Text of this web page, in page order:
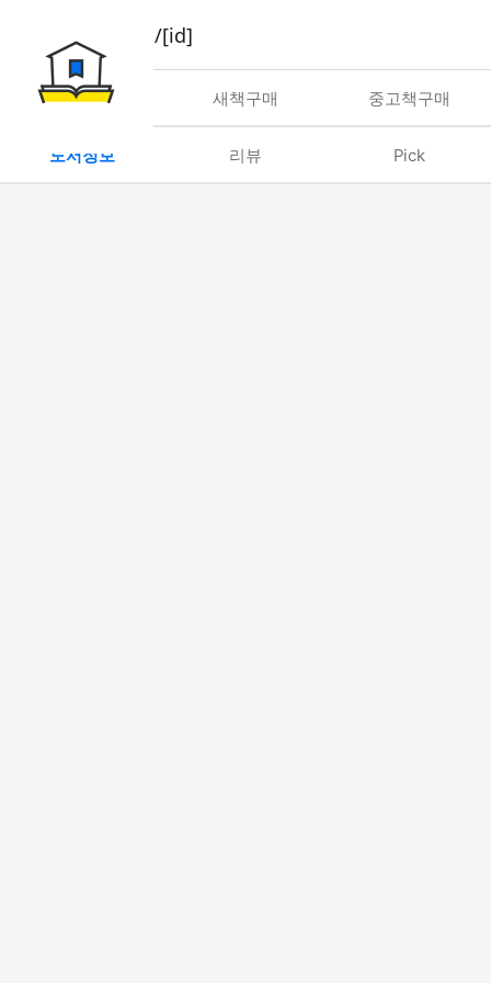
book/rent/[id]
대여 새책구매 중고책구매
도서정보 리뷰 Pick